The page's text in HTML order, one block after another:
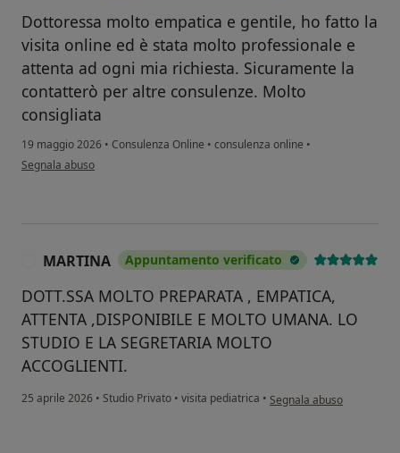
Dottoressa molto empatica e gentile, ho fatto la
visita online ed è stata molto professionale e
attenta ad ogni mia richiesta. Sicuramente la
contatterò per altre consulenze. Molto
consigliata
19 maggio 2026 • Consulenza Online • consulenza online •
secondo l'opinione dell'utente Nancy
Segnala abuso
MARTINA Appuntamento verificato
DOTT.SSA MOLTO PREPARATA , EMPATICA,
ATTENTA ,DISPONIBILE E MOLTO UMANA. LO
STUDIO E LA SEGRETARIA MOLTO
ACCOGLIENTI.
25 aprile 2026 • Studio Privato • visita pediatrica • secondo l'opinione
Segnala abuso